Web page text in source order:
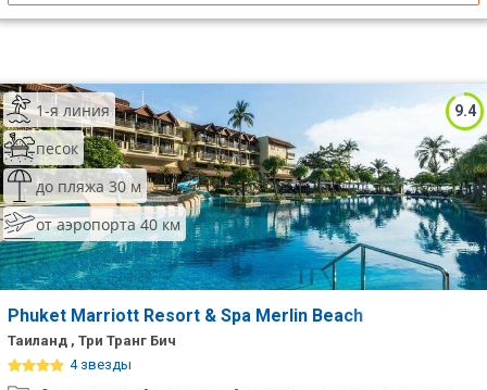
9.4
1-я линия
песок
до пляжа 30 м
от аэропорта 40 км
Phuket Marriott Resort & Spa Merlin Beach
Таиланд , Три Транг Бич
4 звезды